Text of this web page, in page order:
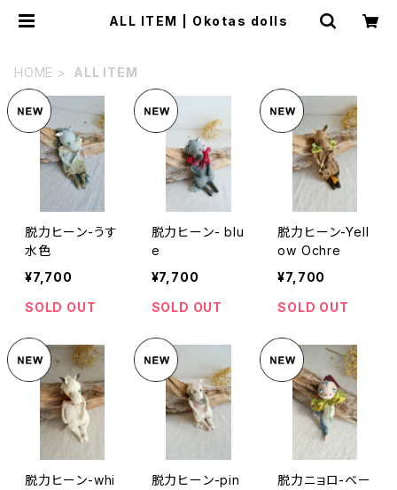
ALL ITEM | Okotas dolls
HOME ALL ITEM
脱力ヒーン-うす
水色
¥7,700
SOLD OUT
脱力ヒーン- blu
e
¥7,700
SOLD OUT
脱力ヒーン-Yell
ow Ochre
¥7,700
SOLD OUT
脱力ヒーン-whi
脱力ヒーン-pin
脱力ニョロ-ベー